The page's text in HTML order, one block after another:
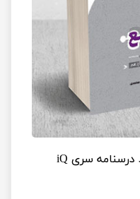
کتاب فارسی جامع کنکور جلد درسنامه سری iQ